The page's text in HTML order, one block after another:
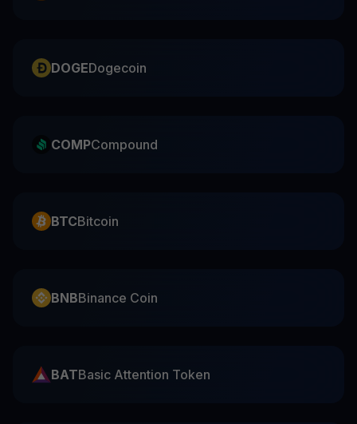
DOGEDogecoin
COMPCompound
BTCBitcoin
BNBBinance Coin
BATBasic Attention Token